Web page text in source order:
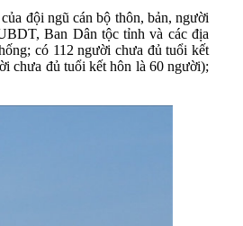
đội ngũ cán bộ thôn, bản, người
Ban Dân tộc tỉnh và các địa
có 112 người chưa đủ tuổi kết
chưa đủ tuổi kết hôn là 60 người);